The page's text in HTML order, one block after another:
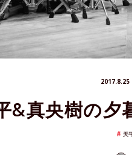
2017.8.25
&真央樹の夕
天